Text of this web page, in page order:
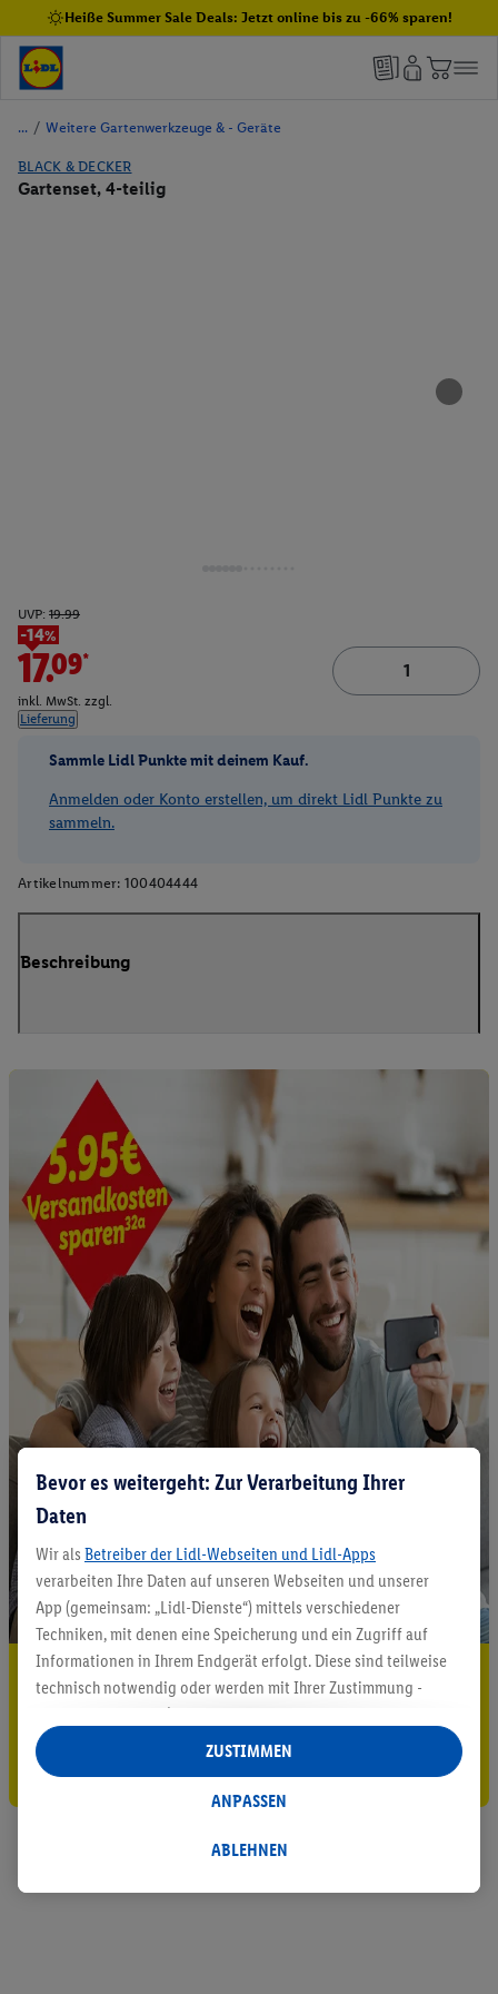
Heiße Summer Sale Deals: Jetzt online bis zu -66% sparen!
/ Weitere Gartenwerkzeuge & - Geräte
BLACK & DECKER
Gartenset, 4-teilig
UVP: 19.99
-14%
17.09*
inkl. MwSt. zzgl.
Lieferung
Sammle Lidl Punkte mit deinem Kauf.
Anmelden oder Konto erstellen, um direkt Lidl Punkte zu
sammeln.
Artikelnummer: 100404444
Beschreibung
5.95 € Versand sparen³²ᵃ
Jetzt zum Newsletter anmelden
Bevor es weitergeht: Zur Verarbeitung Ihrer
Daten
Wir als Betreiber der Lidl-Webseiten und Lidl-Apps
verarbeiten Ihre Daten auf unseren Webseiten und unserer
App (gemeinsam: „Lidl-Dienste“) mittels verschiedener
Techniken, mit denen eine Speicherung und ein Zugriff auf
Informationen in Ihrem Endgerät erfolgt. Diese sind teilweise
technisch notwendig oder werden mit Ihrer Zustimmung -
auch durch Partner (u.a.
Verantwortliche; im Zusammenhang mit dem IAB TCF
insgesamt
Statistik-Erstellung oder für personalisierte Werbung
Datenverarbeitungen für personalisierte Werbung werden
ABLEHNEN
ANPASSEN
ZUSTIMMEN